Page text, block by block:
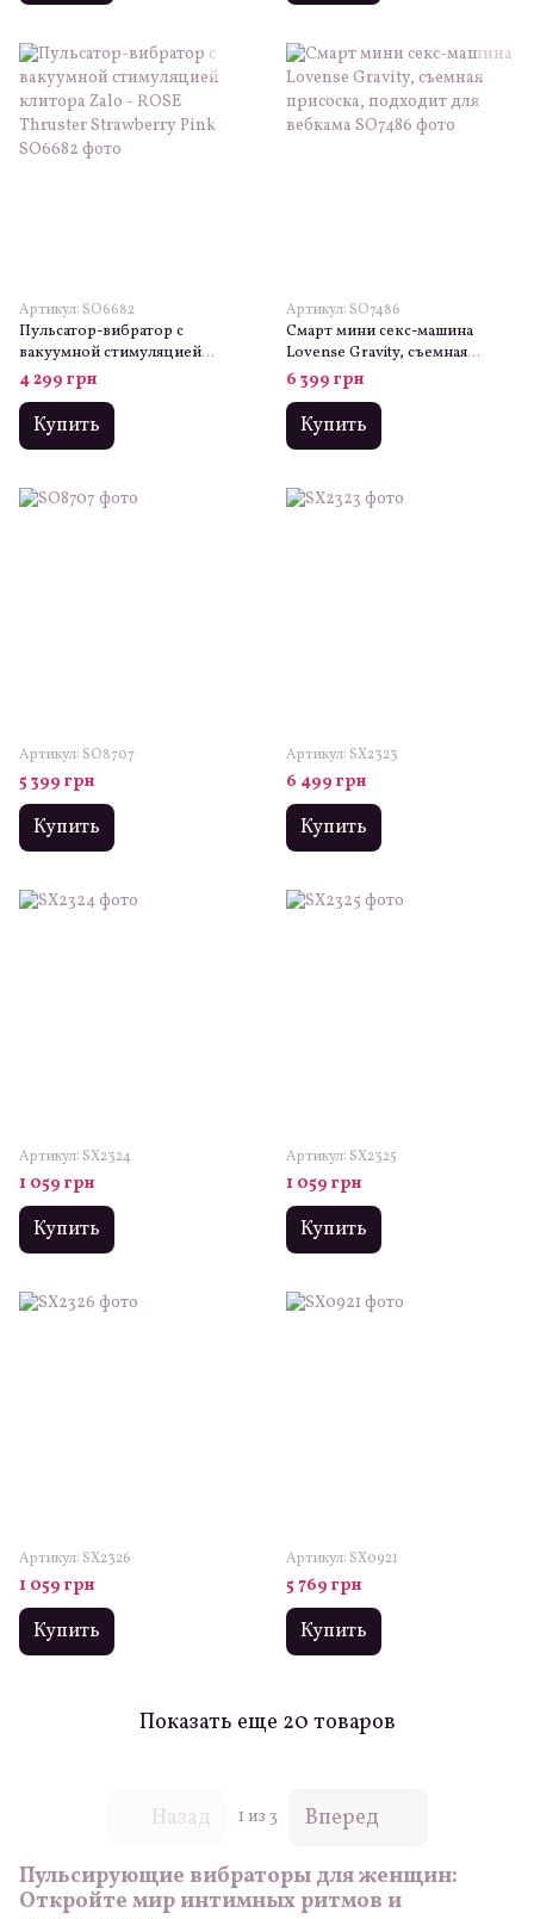
Артикул: SO6682
Пульсатор-вибратор с
вакуумной стимуляцией
клитора Zalo - ROSE Thruster
Strawberry Pink
4 299 грн
Купить
Артикул: SO7486
Смарт мини секс-машина
Lovense Gravity, съемная
присоска, подходит для
вебкама
6 399 грн
Купить
Артикул: SO8707
5 399 грн
Купить
Артикул: SX2323
6 499 грн
Купить
Артикул: SX2324
1 059 грн
Купить
Артикул: SX2325
1 059 грн
Купить
Артикул: SX2326
1 059 грн
Купить
Артикул: SX0921
5 769 грн
Купить
Показать еще 20 товаров
Назад 1 из 3
Вперед
Пульсирующие вибраторы для женщин:
Откройте мир интимных ритмов и